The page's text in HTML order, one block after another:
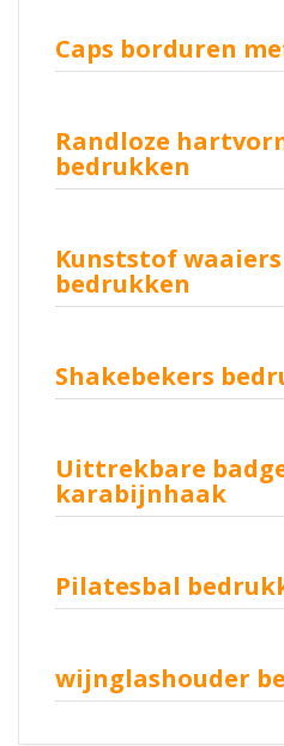
Caps borduren
Randloze
bedrukken
Kunststof
bedrukken
Shakebekers
Uittrekbare
karabijnhaak
Pilatesbal
wijnglashouder